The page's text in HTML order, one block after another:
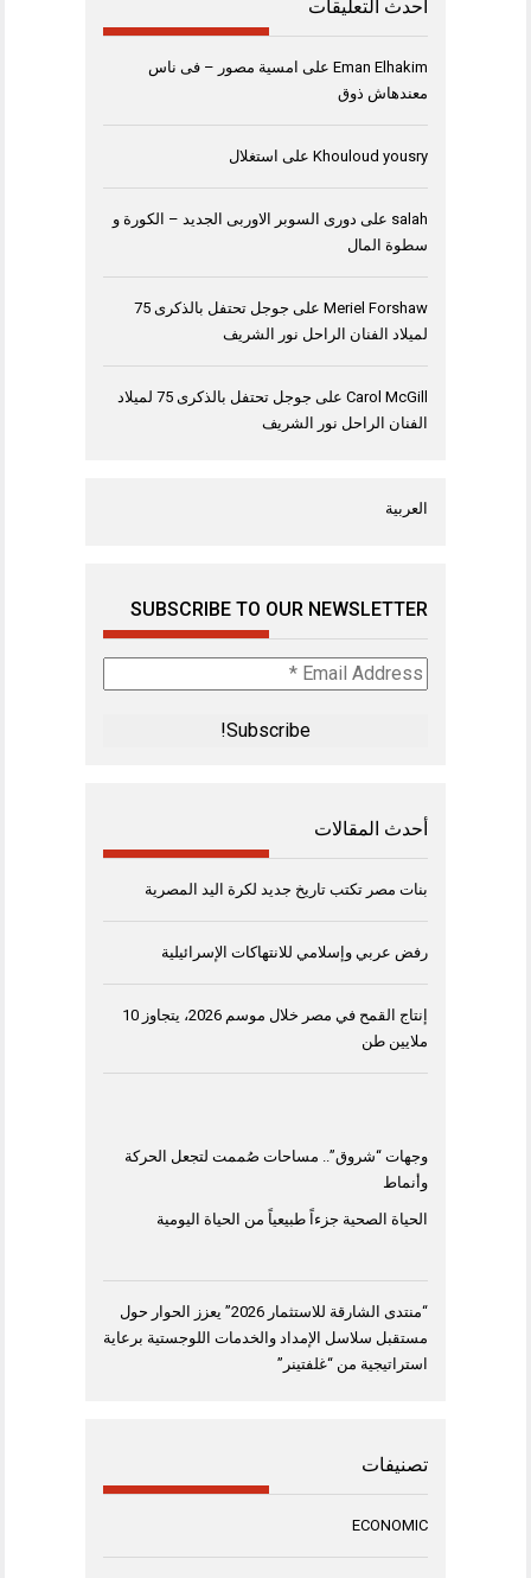
أحدث التعليقات
Eman Elhakim على امسية مصور – فى ناس
معندهاش ذوق
Khouloud yousry على استغلال
salah على دورى السوبر الاوربى الجديد – الكورة و
سطوة المال
Meriel Forshaw على
جوجل تحتفل بالذكرى 75
لميلاد الفنان الراحل نور الشريف
Carol McGill على
جوجل تحتفل بالذكرى 75 لميلاد
الفنان الراحل نور الشريف
العربية
SUBSCRIBE TO OUR NEWSLETTER
Email
Address
أحدث المقالات
بنات مصر تكتب تاريخ جديد لكرة اليد المصرية
رفض عربي وإسلامي للانتهاكات الإسرائيلية
إنتاج القمح في مصر خلال موسم 2026، يتجاوز 10
ملايين طن
وجهات “شروق”.. مساحات صُممت لتجعل الحركة
وأنماط
الحياة الصحية جزءاً طبيعياً من الحياة اليومية
“منتدى الشارقة للاستثمار 2026” يعزز الحوار حول
مستقبل سلاسل الإمداد والخدمات اللوجستية برعاية
استراتيجية من “غلفتينر”
تصنيفات
ECONOMIC